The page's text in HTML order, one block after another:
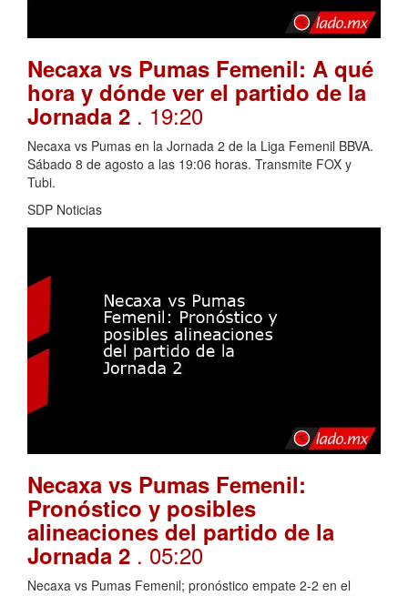
Necaxa vs Pumas Femenil: A qué
hora y dónde ver el partido de la
Jornada 2 . 19:20
Necaxa vs Pumas en la Jornada 2 de la Liga Femenil BBVA.
Sábado 8 de agosto a las 19:06 horas. Transmite FOX y
Tubi.
SDP Noticias
Necaxa vs Pumas Femenil:
Pronóstico y posibles
alineaciones del partido de la
Jornada 2 . 05:20
Necaxa vs Pumas Femenil; pronóstico empate 2-2 en el